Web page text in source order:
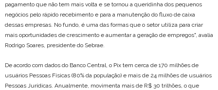
pagamento que não tem mais volta e se tornou a queridinha dos pequenos
negócios pelo rápido recebimento e para a manutenção do fluxo de caixa
dessas empresas. No fundo, é uma das formas que o setor utiliza para criar
mais oportunidades de crescimento e aumentar a geração de empregos", avalia
Rodrigo Soares, presidente do Sebrae.
De acordo com dados do Banco Central, o Pix tem cerca de 170 milhões de
usuários Pessoas Físicas (80% da população) e mais de 24 milhões de usuários
Pessoas Jurídicas. Anualmente, movimenta mais de R$ 30 trilhões, o que